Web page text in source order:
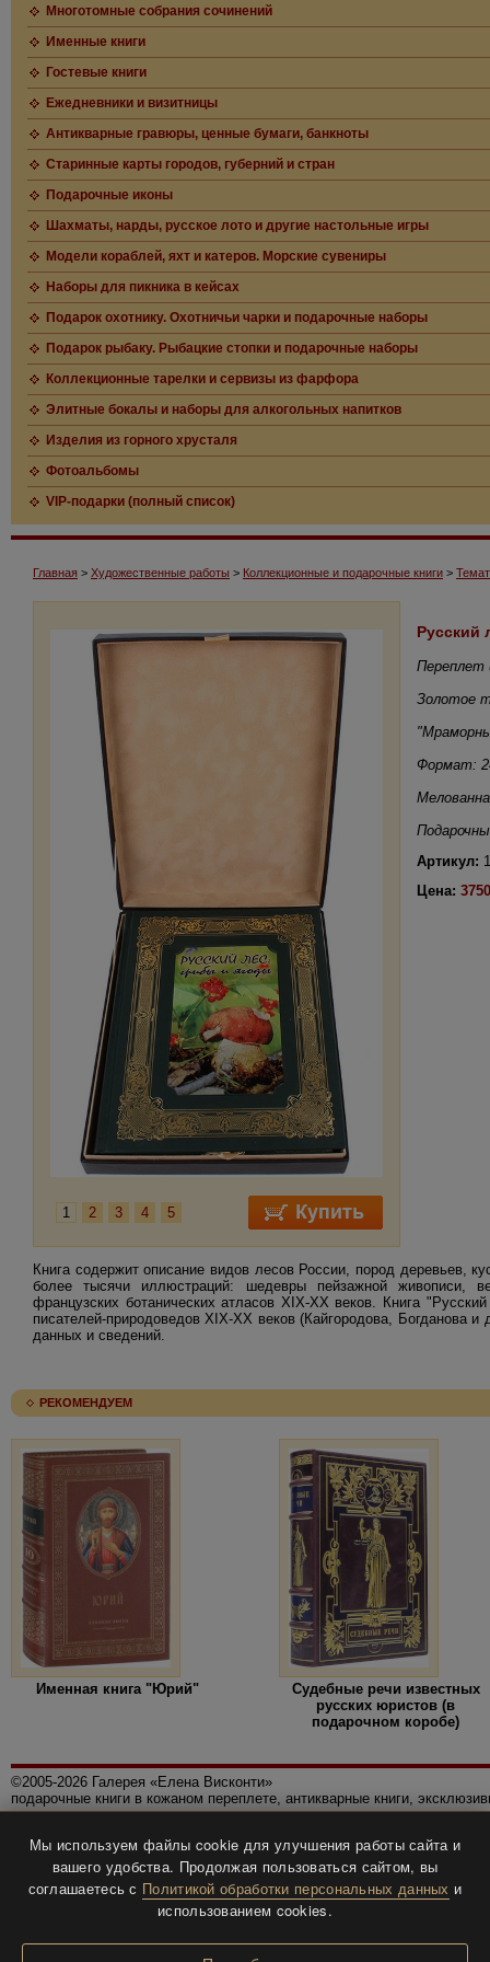
Многотомные собрания сочинений
Именные книги
Гостевые книги
Ежедневники и визитницы
Антикварные гравюры, ценные бумаги, банкноты
Старинные карты городов, губерний и стран
Подарочные иконы
Шахматы, нарды, русское лото и другие настольные игры
Модели кораблей, яхт и катеров. Морские сувениры
Наборы для пикника в кейсах
Подарок охотнику. Охотничьи чарки и подарочные наборы
Подарок рыбаку. Рыбацкие стопки и подарочные наборы
Коллекционные тарелки и сервизы из фарфора
Элитные бокалы и наборы для алкогольных напитков
Изделия из горного хрусталя
Фотоальбомы
VIP-подарки (полный список)
Главная > Художественные работы > Коллекционные и подарочные книги >
1 2 3 4 5
Русский
Переплет
Золотое
Формат:
Артикул:
Цена:
Книга содержит описание видов лесов России, пород деревьев,
более тысячи иллюстраций: шедевры пейзажной живописи,
французских ботанических атласов XIX-XX веков. Книга
писателей-природоведов XIX-XX веков (Кайгородова, Богданова
данных и сведений.
РЕКОМЕНДУЕМ
Именная книга "Юрий"
Судебные речи известных
русских юристов (в
подарочном коробе)
©2005-2026 Галерея «Елена Висконти»
подарочные книги в кожаном переплете, антикварные книги,
Политика конфиденциальности
Все права защищены.
Разработка и дизайнBTV-info.
Мы используем файлы cookie для улучшения работы сайта и
вашего удобства. Продолжая пользоваться сайтом, вы
соглашаетесь с Политикой обработки персональных данных и
использованием cookies.